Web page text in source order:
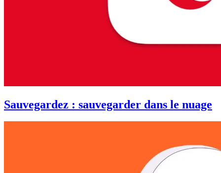
Sauvegardez : sauvegarder dans le nuage